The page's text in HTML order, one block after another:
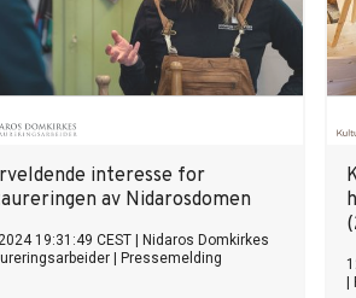
interesse for
av Nidarosdomen
19:31:49 CEST
Nidaros Domkirkes
Pressemelding